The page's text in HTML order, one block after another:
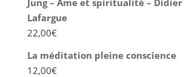
Jung – Âme et spiritualité – Didier
Lafargue
22,00€
La méditation pleine conscience
12,00€